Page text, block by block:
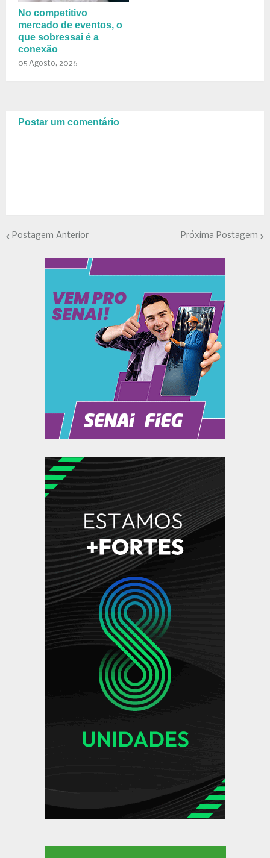
No competitivo
mercado de eventos, o
que sobressai é a
conexão
05 Agosto, 2026
Postar um comentário
Postagem Anterior Próxima Postagem